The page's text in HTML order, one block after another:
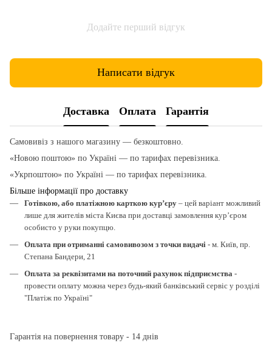
Додайте перший відгук
Написати відгук
Доставка Оплата Гарантія
Самовивіз з нашого магазину — безкоштовно.
«Новою поштою» по Україні — по тарифах перевізника.
«Укрпоштою» по Україні — по тарифах перевізника.
Більше інформації про доставку
Готівкою, або платіжною карткою кур’єру – цей варіант можливий
лише для жителів міста Києва при доставці замовлення кур’єром
особисто у руки покупцю.
Оплата при отриманні самовивозом з точки видачі - м. Київ, пр.
Степана Бандери, 21
Оплата за реквізитами на поточний рахунок підприємства -
провести оплату можна через будь-який банківський сервіс у розділі
"Платіж по Україні"
Гарантія на повернення товару - 14 днів